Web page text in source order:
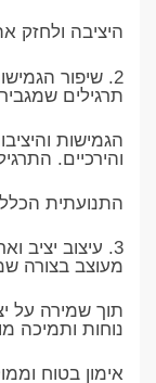
היציבה ולחזק
2. שיפור
תרגילים
הגמישות
והירכיים.
התנועתית
מעוצב בצורה
תוך שמירה על
נוחות ותמיכה
אימון בטוח